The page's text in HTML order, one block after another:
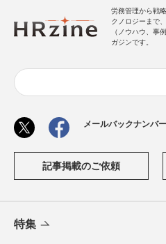
労務管理から戦
クノロジーまで
（ノウハウ、事
ガジンです。
メールバックナンバー
記事掲載のご依頼
特集